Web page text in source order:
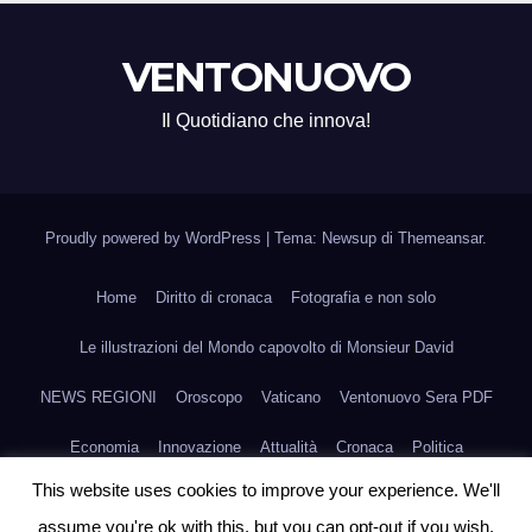
VENTONUOVO
Il Quotidiano che innova!
Proudly powered by WordPress Tema: Newsup di Themeansar.
Home Diritto di cronaca Fotografia e non solo
Le illustrazioni del Mondo capovolto di Monsieur David
NEWS REGIONI Oroscopo Vaticano Ventonuovo Sera PDF
Economia Innovazione Attualità Cronaca Politica
Scienza e Medicina Fashion Agroalimentare Arte Sport
This website uses cookies to improve your experience. We'll
assume you're ok with this, but you can opt-out if you wish.